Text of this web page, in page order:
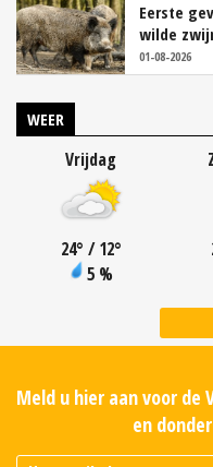
Eerste
wilde
01-08-2026
WEER
Vrijdag
24° / 12°
5 %
Meld u hier aan voor de
en